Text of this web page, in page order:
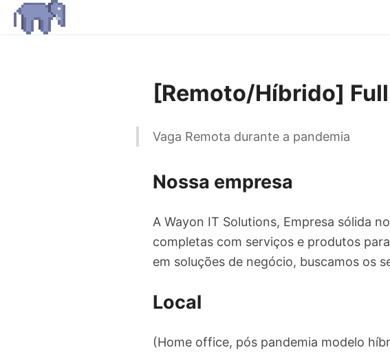
[Remoto/Híbrido]
Vaga Remota durante a pandemia
Nossa empresa
A Wayon IT Solutions, Empresa sólida
completas com serviços e produtos
em soluções de negócio, buscamos os
Local
(Home office, pós pandemia modelo